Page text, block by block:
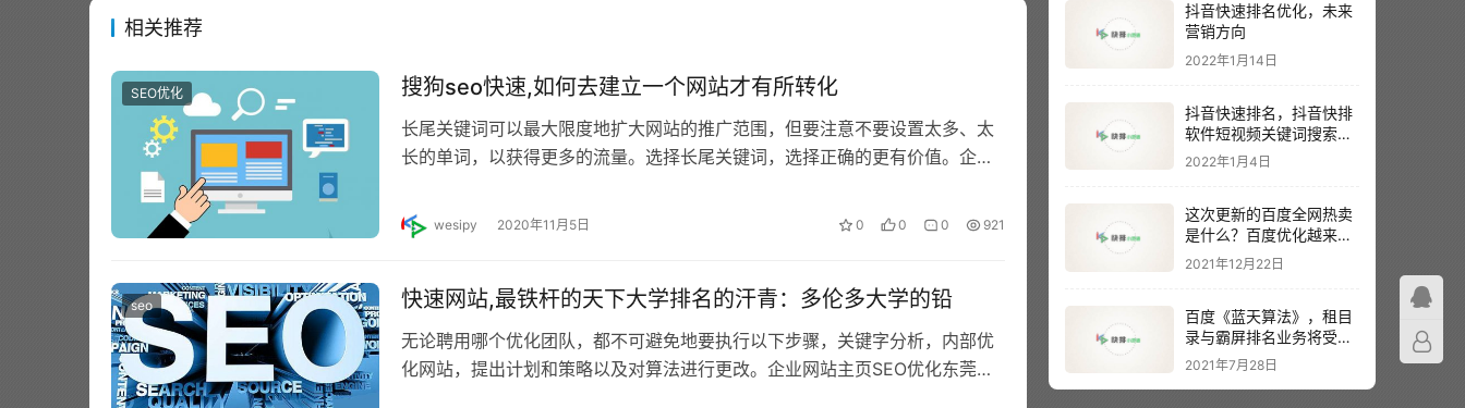
相关推荐
SEO优化 搜狗seo快速,如何去建立一个网站才有所转化
长尾关键词可以最大限度地扩大网站的推广范围，但要注意不要设置太多、太
长的单词，以获得更多的流量。选择长尾关键词，选择正确的更有价值。企业
wesipy 2020年11月5日 0 0 0 921
seo 快速网站,最铁杆的天下大学排名的汗青：多伦多大学的铅
无论聘用哪个优化团队，都不可避免地要执行以下步骤，关键字分析，内部优
化网站，提出计划和策略以及对算法进行更改。企业网站主页SEO优化东莞网
抖音快速排名优化，未来
营销方向
2022年1月14日
抖音快速排名，抖音快排
软件短视频关键词搜索排
名
2022年1月4日
这次更新的百度全网热卖
是什么？百度优化越来越
难？
2021年12月22日
百度《蓝天算法》，租目
录与霸屏排名业务将受到
主要影响
2021年7月28日